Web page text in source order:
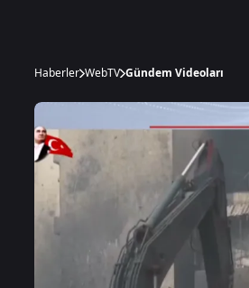
Haberler WebTV Gündem Videoları